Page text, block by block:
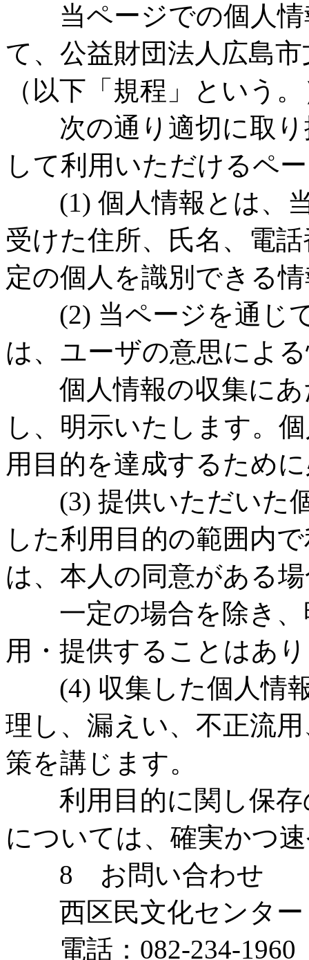
当ページでの個人情
て、公益財団法人広島
（以下「規程」という
次の通り適切に取り
して利用いただけるペ
(1) 個人情報とは、当
受けた住所、氏名、電
定の個人を識別できる
(2) 当ページを通じて
は、ユーザの意思によ
個人情報の収集にあ
し、明示いたします。
用目的を達成するため
(3) 提供いただいた個
した利用目的の範囲内
は、本人の同意がある
一定の場合を除き、
用・提供することはあ
(4) 収集した個人情報
理し、漏えい、不正流
策を講じます。
利用目的に関し保存
については、確実かつ
8 お問い合わせ
西区民文化センター
電話：082-234-1960